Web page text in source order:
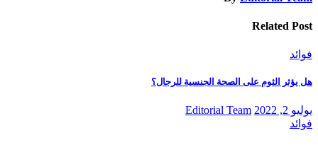
Related Post
فوائد
هل يؤثر الثوم على الصحة الجنسية للرجال؟
يوليو 2, 2022
Editorial Team
فوائد